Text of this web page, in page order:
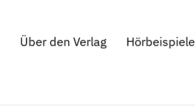
Über den Verlag Hörbeispiele